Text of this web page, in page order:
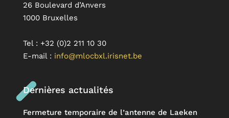
26 Boulevard d’Anvers
1000 Bruxelles
Tel : +32 (0)2 211 10 30
E-mail : info@mlocbxl.irisnet.be
Dernières actualités
Fermeture temporaire de l’antenne de Laeken